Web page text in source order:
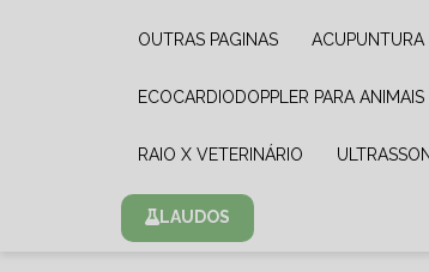
OUTRAS PAGINAS
ECOCARDIODOPPLER PARA ANIMAIS
RAIO X VETERINÁRIO
LAUDOS